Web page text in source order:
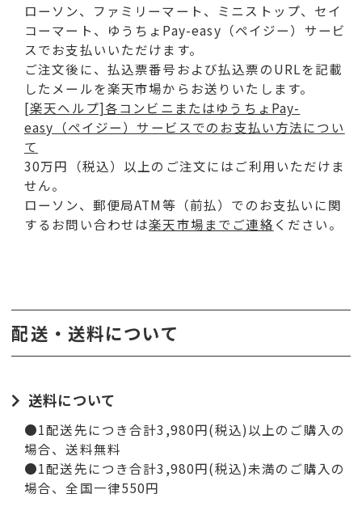
ローソン、ファミリーマート、ミニストップ、セイ
コーマート、ゆうちょPay-easy（ペイジー）サービ
スでお支払いいただけます。
ご注文後に、払込票番号および払込票のURLを記載
したメールを楽天市場からお送りいたします。
[楽天ヘルプ]各コンビニまたはゆうちょPay-
easy（ペイジー）サービスでのお支払い方法につい
て
30万円（税込）以上のご注文にはご利用いただけま
せん。
ローソン、郵便局ATM等（前払）でのお支払いに関
するお問い合わせは楽天市場までご連絡 ください。
配送・送料について
送料について
●1配送先につき合計3,980円(税込)以上のご購入の
場合、送料無料
●1配送先につき合計3,980円(税込)未満のご購入の
場合、全国一律550円